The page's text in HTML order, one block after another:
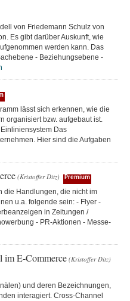
von Friedemann Schulz von
Es gibt darüber Auskunft, wie
werden kann. Das
- Beziehungsebene -
lässt sich erkennen, wie die
organisiert bzw. aufgebaut ist.
Das
Hier sind die Aufgaben
(Kristoffer Ditz) Premium
die Handlungen, die nicht im
u.a. folgende sein: - Flyer -
in Zeitungen /
- PR-Aktionen - Messe-
im E-Commerce (Kristoffer Ditz)
und deren Bezeichnungen,
interagiert. Cross-Channel